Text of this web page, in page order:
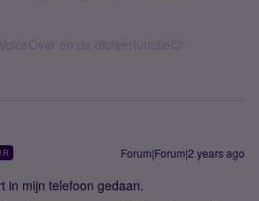
en de dicteerfunctie😉
Forum|Forum|2 years ago
in mijn telefoon gedaan.